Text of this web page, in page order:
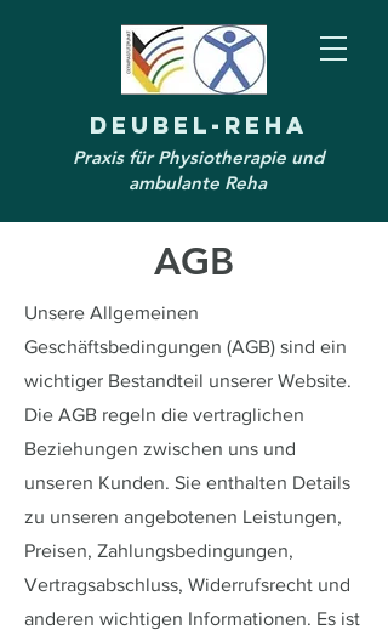
Deubel-Reha
Praxis für Physiotherapie und
ambulante Reha
AGB
Unsere Allgemeinen
Geschäftsbedingungen (AGB) sind ein
wichtiger Bestandteil unserer Website.
Die AGB regeln die vertraglichen
Beziehungen zwischen uns und
unseren Kunden. Sie enthalten Details
zu unseren angebotenen Leistungen,
Preisen, Zahlungsbedingungen,
Vertragsabschluss, Widerrufsrecht und
anderen wichtigen Informationen. Es ist